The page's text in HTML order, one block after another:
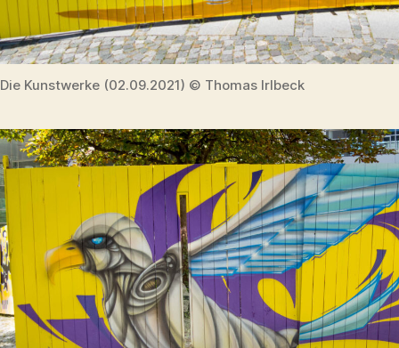
Die Kunstwerke (02.09.2021) © Thomas Irlbeck